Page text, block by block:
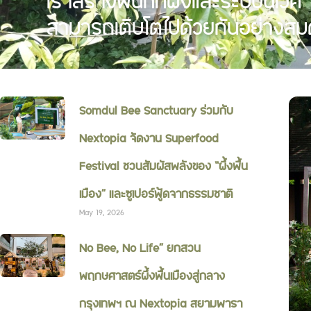
สามารถเติบโตไปด้วยกันอย่างส
Somdul Bee Sanctuary ร่วมกับ
Nextopia จัดงาน Superfood
Festival ชวนสัมผัสพลังของ “ผึ้งพื้น
เมือง” และซูเปอร์ฟู้ดจากธรรมชาติ
May 19, 2026
No Bee, No Life” ยกสวน
พฤกษศาสตร์ผึ้งพื้นเมืองสู่กลาง
กรุงเทพฯ ณ Nextopia สยามพารา